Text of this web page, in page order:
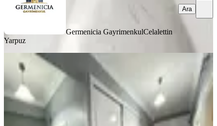
Germenicia GayrimenkulCelalettin
Yarpuz
Ara
Germenıcıa'dan Boğaziçi'nde Satılık
Geniş 3+1 Daire
Onikişubat, Boğaziçi Mahallesi
3+1
·170 m² 07.08.2026